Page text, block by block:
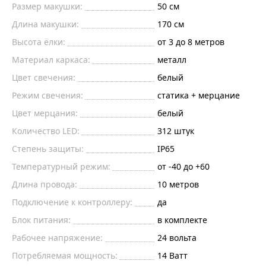
Размер макушки:
50 см
Длина макушки:
170 см
Высота ёлки:
от 3 до 8 метров
Материал каркаса:
металл
Цвет свечения:
белый
Режим свечения:
статика + мерцание
Цвет мерцания:
белый
Количество LED:
312 штук
Степень защиты:
IP65
Температурный режим:
от -40 до +60
Длина провода:
10 метров
Подключение к контроллеру:
да
Блок питания:
в комплекте
Рабочее напряжение:
24 вольта
Потребляемая мощность:
14 Ватт